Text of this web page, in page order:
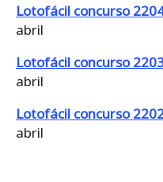
Lotofácil concurso
abril
Lotofácil concurso
abril
Lotofácil concurso
abril